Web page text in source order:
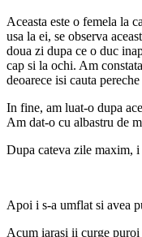
Aceasta este o femela la
usa la ei, se observa
doua zi dupa ce o duc
cap si la ochi. Am
deoarece isi cauta
In fine, am luat-o dupa
Am dat-o cu albastru de
Dupa cateva zile maxim, i
Apoi i s-a umflat si avea
Acum iarasi ii curge